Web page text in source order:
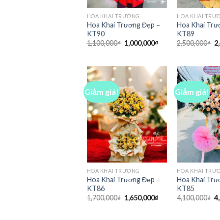
HOA KHAI TRƯƠNG
Hoa Khai Trương Đẹp –
KT90
1,100,000₫ Giá
gốc
1,000,000₫Giá
1,000,000₫.
HOA KHAI
Hoa Khai
KT89
2,500,000₫
Giảm giá!
HOA KHAI TRƯƠNG
Hoa Khai Trương Đẹp –
KT86
1,700,000₫ Giá
gốc
1,650,000₫Giá
Giảm giá!
HOA KHAI
Hoa Khai
KT85
4,100,000₫